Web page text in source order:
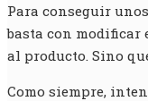
Para conseguir unos
basta con modificar
al producto. Sino
Como siempre,